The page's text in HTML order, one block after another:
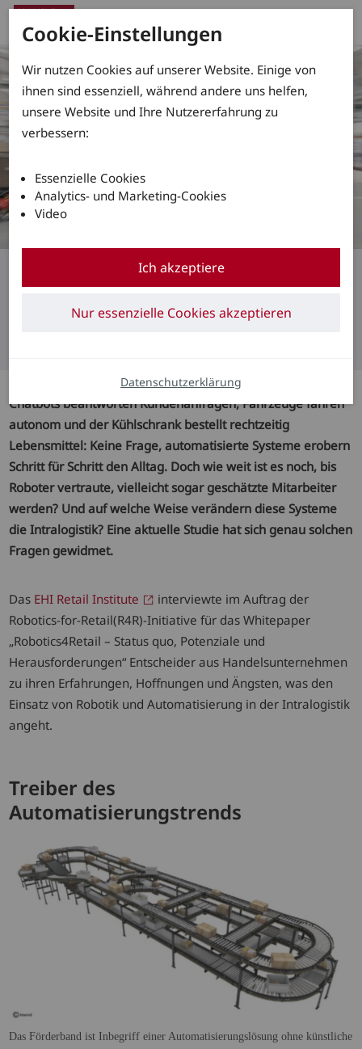
Eine Studie zur Automatisierung in der
Roboter als Mitarbeiter
Chatbots beantworten Kundenanfragen, Fahrzeuge fahren
autonom und der Kühlschrank bestellt rechtzeitig
Lebensmittel: Keine Frage, automatisierte Systeme erobern
Schritt für Schritt den Alltag. Doch wie weit ist es noch, bis
Roboter vertraute, vielleicht sogar geschätzte Mitarbeiter
werden? Und auf welche Weise verändern diese Systeme
die Intralogistik? Eine aktuelle Studie hat sich genau solchen
Fragen gewidmet.
Das EHI Retail Institute
interviewte im Auftrag der
Robotics-for-Retail(R4R)-Initiative für das Whitepaper
„Robotics4Retail – Status quo, Potenziale und
Herausforderungen“ Entscheider aus Handelsunternehmen
zu ihren Erfahrungen, Hoffnungen und Ängsten, was den
Einsatz von Robotik und Automatisierung in der Intralogistik
angeht.
Treiber des
Automatisierungstrends
Das Förderband ist Inbegriff einer Automatisierungslösung ohne künstliche
Cookie-Einstellungen
Wir nutzen Cookies auf unserer Website. Einige von
ihnen sind essenziell, während andere uns helfen,
unsere Website und Ihre Nutzererfahrung zu
verbessern:
Essenzielle Cookies
Analytics- und Marketing-Cookies
Video
Ich akzeptiere
Nur essenzielle Cookies akzeptieren
Datenschutzerklärung